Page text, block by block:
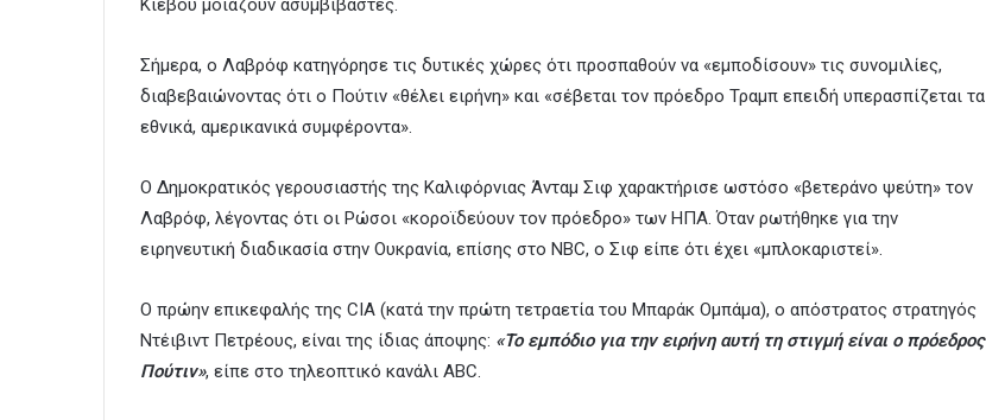
Κιέβου μοιάζουν ασυμβίβαστες.
Σήμερα, ο Λαβρόφ κατηγόρησε τις δυτικές χώρες ότι προσπαθούν να «εμποδίσουν» τις συνομιλίες,
διαβεβαιώνοντας ότι ο Πούτιν «θέλει ειρήνη» και «σέβεται τον πρόεδρο Τραμπ επειδή υπερασπίζεται τα
εθνικά, αμερικανικά συμφέροντα».
Ο Δημοκρατικός γερουσιαστής της Καλιφόρνιας Άνταμ Σιφ χαρακτήρισε ωστόσο «βετεράνο ψεύτη» τον
Λαβρόφ, λέγοντας ότι οι Ρώσοι «κοροϊδεύουν τον πρόεδρο» των ΗΠΑ. Όταν ρωτήθηκε για την
ειρηνευτική διαδικασία στην Ουκρανία, επίσης στο NBC, ο Σιφ είπε ότι έχει «μπλοκαριστεί».
Ο πρώην επικεφαλής της CIA (κατά την πρώτη τετραετία του Μπαράκ Ομπάμα), ο απόστρατος στρατηγός
Ντέιβιντ Πετρέους, είναι της ίδιας άποψης: «Το εμπόδιο για την ειρήνη αυτή τη στιγμή είναι ο πρόεδρος
Πούτιν», είπε στο τηλεοπτικό κανάλι ABC.